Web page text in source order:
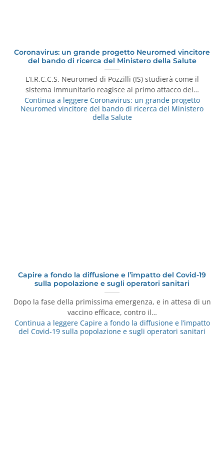
Coronavirus: un grande progetto Neuromed vincitore
del bando di ricerca del Ministero della Salute
L’I.R.C.C.S. Neuromed di Pozzilli (IS) studierà come il
sistema immunitario reagisce al primo attacco del…
Continua a leggereCoronavirus: un grande progetto
Neuromed vincitore del bando di ricerca del Ministero
della Salute
Capire a fondo la diffusione e l’impatto del Covid-19
sulla popolazione e sugli operatori sanitari
Dopo la fase della primissima emergenza, e in attesa di un
vaccino efficace, contro il…
Continua a leggereCapire a fondo la diffusione e l’impatto
del Covid-19 sulla popolazione e sugli operatori sanitari